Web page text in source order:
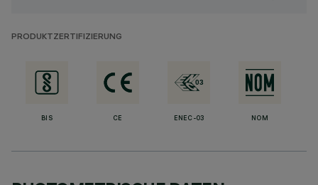
PRODUKTZERTIFIZIERUNG
BIS CE ENEC-03 NOM